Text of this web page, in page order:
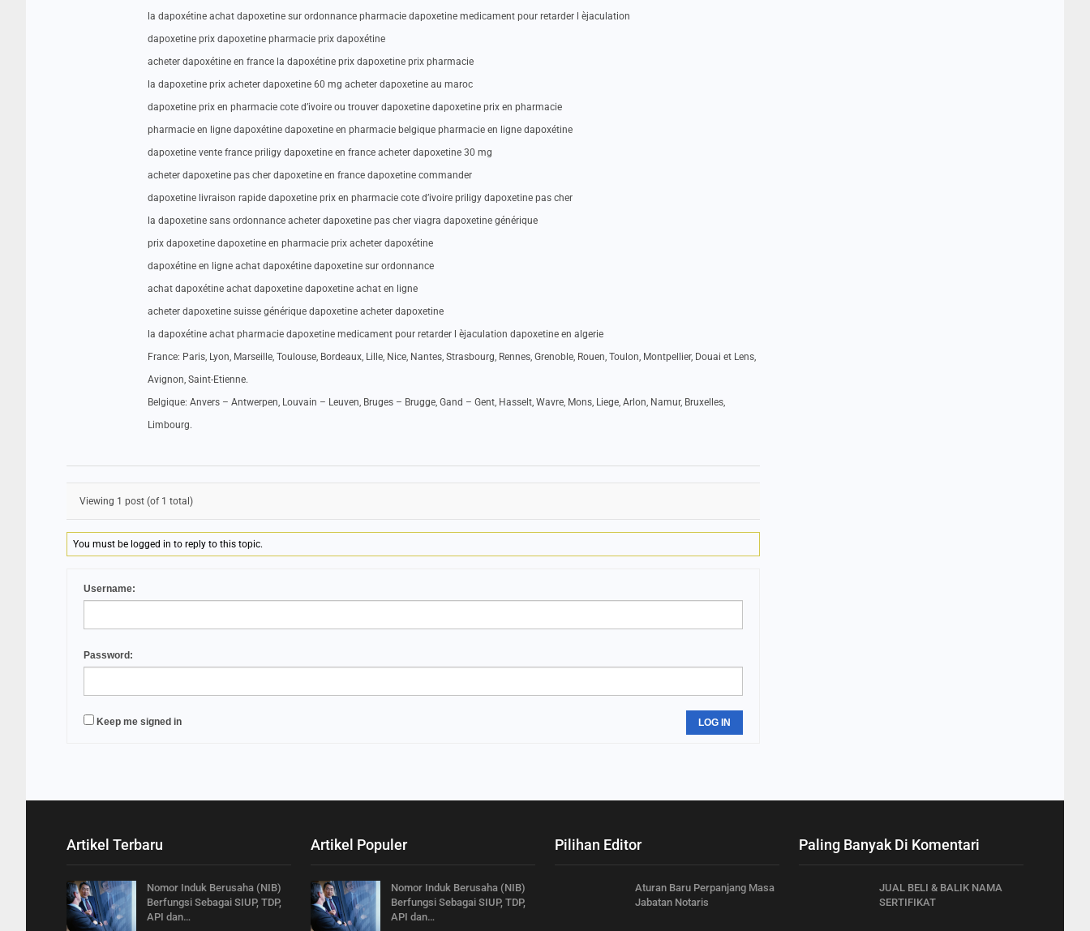
la dapoxétine achat dapoxetine sur ordonnance pharmacie dapoxetine medicament pour retarder l èjaculation
dapoxetine prix dapoxetine pharmacie prix dapoxétine
acheter dapoxétine en france la dapoxétine prix dapoxetine prix pharmacie
la dapoxetine prix acheter dapoxetine 60 mg acheter dapoxetine au maroc
dapoxetine prix en pharmacie cote d’ivoire ou trouver dapoxetine dapoxetine prix en pharmacie
pharmacie en ligne dapoxétine dapoxetine en pharmacie belgique pharmacie en ligne dapoxétine
dapoxetine vente france priligy dapoxetine en france acheter dapoxetine 30 mg
acheter dapoxetine pas cher dapoxetine en france dapoxetine commander
dapoxetine livraison rapide dapoxetine prix en pharmacie cote d’ivoire priligy dapoxetine pas cher
la dapoxetine sans ordonnance acheter dapoxetine pas cher viagra dapoxetine générique
prix dapoxetine dapoxetine en pharmacie prix acheter dapoxétine
dapoxétine en ligne achat dapoxétine dapoxetine sur ordonnance
achat dapoxétine achat dapoxetine dapoxetine achat en ligne
acheter dapoxetine suisse générique dapoxetine acheter dapoxetine
la dapoxétine achat pharmacie dapoxetine medicament pour retarder l èjaculation dapoxetine en algerie
France: Paris, Lyon, Marseille, Toulouse, Bordeaux, Lille, Nice, Nantes, Strasbourg, Rennes, Grenoble, Rouen, Toulon, Montpellier, Douai et Lens,
Avignon, Saint-Etienne.
Belgique: Anvers – Antwerpen, Louvain – Leuven, Bruges – Brugge, Gand – Gent, Hasselt, Wavre, Mons, Liege, Arlon, Namur, Bruxelles,
Limbourg.
Viewing 1 post (of 1 total)
You must be logged in to reply to this topic.
Username:
Password:
Keep me signed in LOG IN
Artikel Terbaru
Nomor Induk Berusaha (NIB)
Berfungsi Sebagai SIUP, TDP,
API dan…
Artikel Populer
Nomor Induk Berusaha (NIB)
Berfungsi Sebagai SIUP, TDP,
API dan…
Pilihan Editor
Aturan Baru Perpanjang Masa
Jabatan Notaris
Paling Banyak Di Komentari
JUAL BELI & BALIK NAMA
SERTIFIKAT